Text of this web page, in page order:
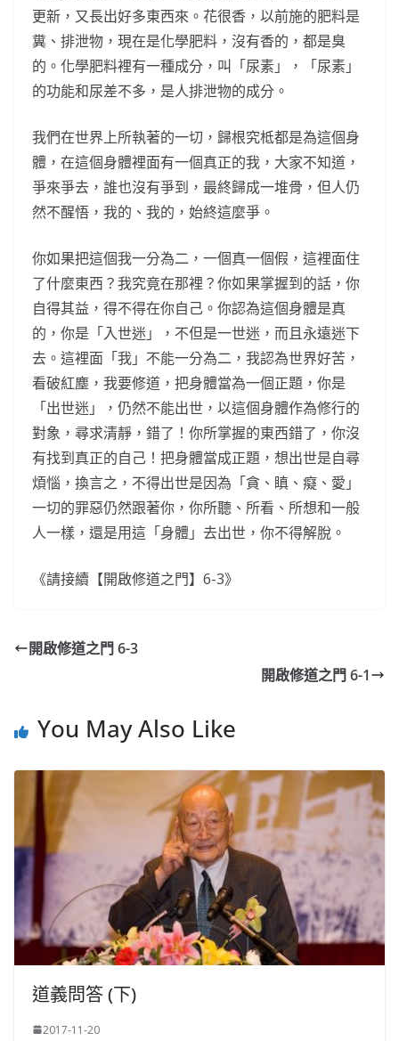
更新，又長出好多東西來。花很香，以前施的肥料是
糞、排泄物，現在是化學肥料，沒有香的，都是臭
的。化學肥料裡有一種成分，叫「尿素」，「尿素」
的功能和尿差不多，是人排泄物的成分。
我們在世界上所執著的一切，歸根究柢都是為這個身
體，在這個身體裡面有一個真正的我，大家不知道，
爭來爭去，誰也沒有爭到，最終歸成一堆骨，但人仍
然不醒悟，我的、我的，始終這麼爭。
你如果把這個我一分為二，一個真一個假，這裡面住
了什麼東西？我究竟在那裡？你如果掌握到的話，你
自得其益，得不得在你自己。你認為這個身體是真
的，你是「入世迷」，不但是一世迷，而且永遠迷下
去。這裡面「我」不能一分為二，我認為世界好苦，
看破紅塵，我要修道，把身體當為一個正題，你是
「出世迷」，仍然不能出世，以這個身體作為修行的
對象，尋求清靜，錯了！你所掌握的東西錯了，你沒
有找到真正的自己！把身體當成正題，想出世是自尋
煩惱，換言之，不得出世是因為「貪、瞋、癡、愛」
一切的罪惡仍然跟著你，你所聽、所看、所想和一般
人一樣，還是用這「身體」去出世，你不得解脫。
《請接續【開啟修道之門】6-3》
開啟修道之門 6-3
開啟修道之門 6-1
You May Also Like
道義問答 (下)
2017-11-20